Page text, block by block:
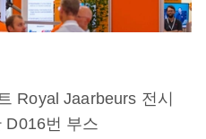
Royal Jaarbeurs 전시
D016번 부스